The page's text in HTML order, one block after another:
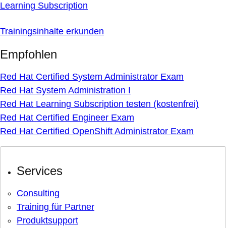
Learning Subscription
Trainingsinhalte erkunden
Empfohlen
Red Hat Certified System Administrator Exam
Red Hat System Administration I
Red Hat Learning Subscription testen (kostenfrei)
Red Hat Certified Engineer Exam
Red Hat Certified OpenShift Administrator Exam
Services
Consulting
Training für Partner
Produktsupport